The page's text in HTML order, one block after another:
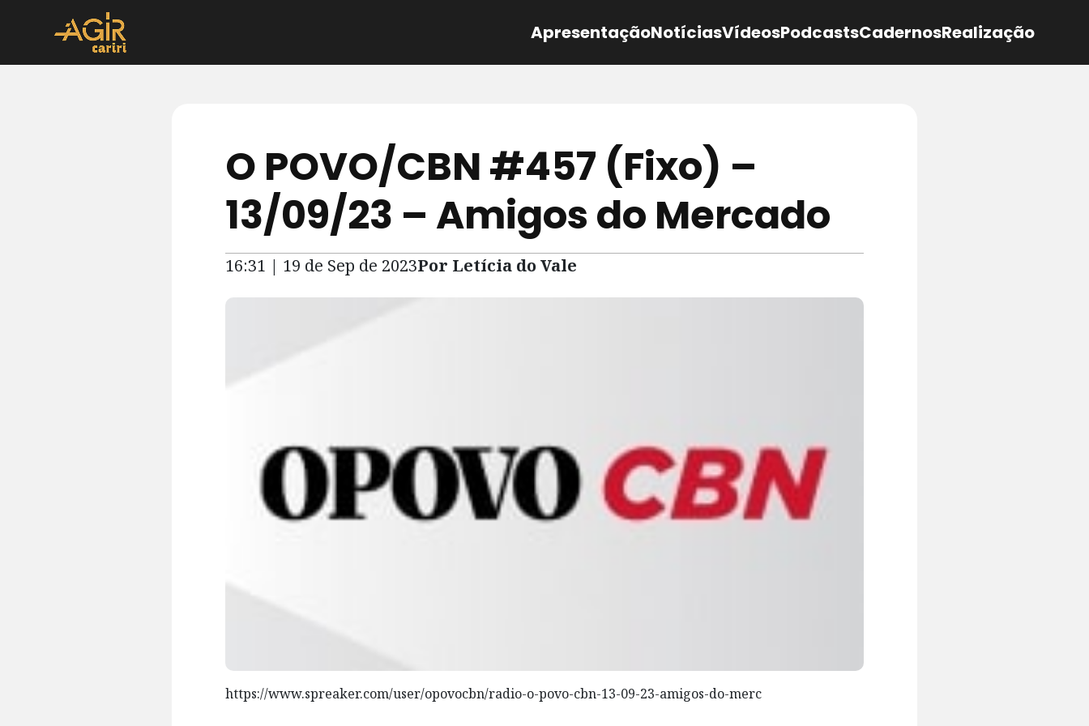
ApresentaçãoNotíciasVídeosPodcastsCadernosRealização
O POVO/CBN #457 (Fixo) –
13/09/23 – Amigos do Mercado
16:31 | 19 de Sep de 2023Por Letícia do Vale
https://www.spreaker.com/user/opovocbn/radio-o-povo-cbn-13-09-23-amigos-do-merc